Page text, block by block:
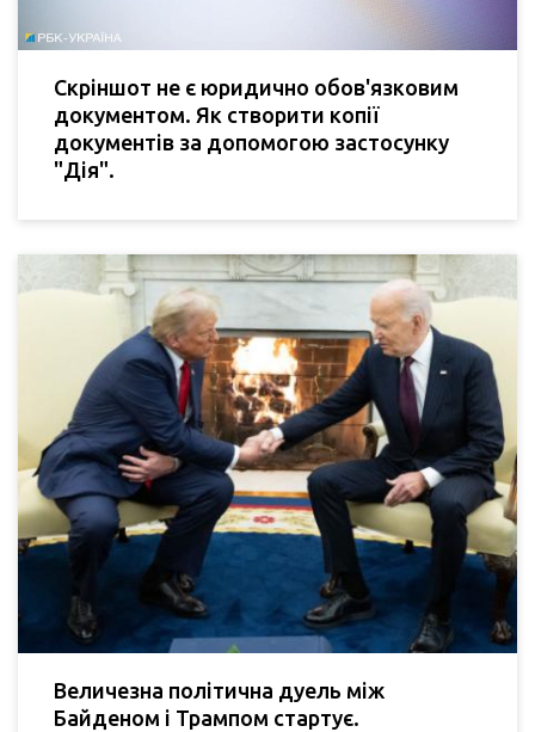
Скріншот не є юридично обов'язковим
документом. Як створити копії
документів за допомогою застосунку
"Дія".
Величезна політична дуель між
Байденом і Трампом стартує.